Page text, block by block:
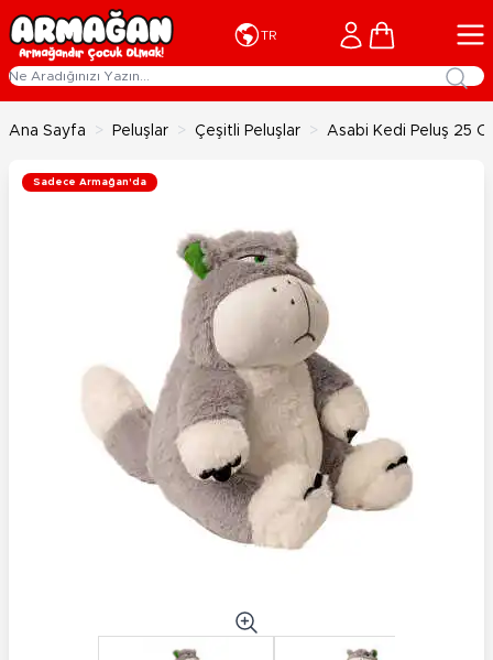
İçeriğe geç
TR Cart
Ana Sayfa > Peluşlar > Çeşitli Peluşlar > Asabi Kedi Peluş 25
Sadece Armağan'da